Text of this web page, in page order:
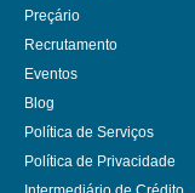
Preçário
Recrutamento
Eventos
Blog
Política de Serviços
Política de Privacidade